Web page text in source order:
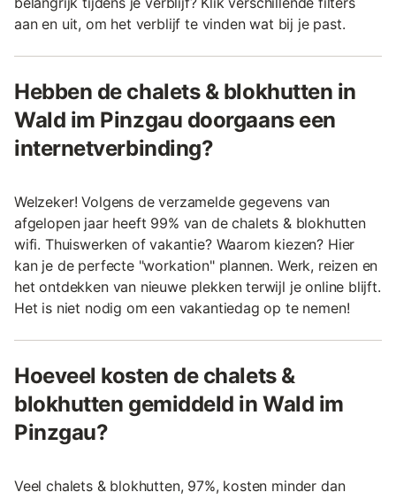
aan en uit, om het verblijf te vinden wat bij je past.
Hebben de chalets & blokhutten in
Wald im Pinzgau doorgaans een
internetverbinding?
Welzeker! Volgens de verzamelde gegevens van
afgelopen jaar heeft 99% van de chalets & blokhutten
wifi. Thuiswerken of vakantie? Waarom kiezen? Hier
kan je de perfecte "workation" plannen. Werk, reizen en
het ontdekken van nieuwe plekken terwijl je online blijft.
Het is niet nodig om een vakantiedag op te nemen!
Hoeveel kosten de chalets &
blokhutten gemiddeld in Wald im
Pinzgau?
Veel chalets & blokhutten, 97%, kosten minder dan